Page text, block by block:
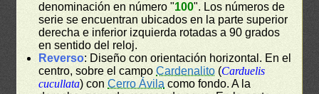
denominación en número "100". Los números de
serie se encuentran ubicados en la parte superior
derecha e inferior izquierda rotadas a 90 grados
en sentido del reloj.
Reverso: Diseño con orientación horizontal. En el
centro, sobre el campoCardenalito (Carduelis
cucullata) conCerro Ávila como fondo. A la